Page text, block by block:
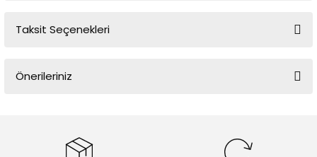
Taksit Seçenekleri
Önerileriniz
tarafımıza iletebilirsiniz.
Görüş ve önerileriniz için teşekkür ederiz.